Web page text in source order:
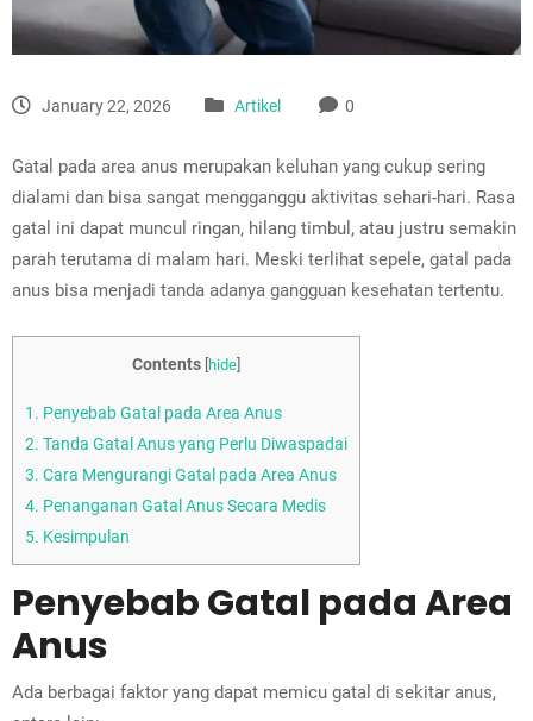
January 22, 2026 Artikel 0
Gatal pada area anus merupakan keluhan yang cukup sering
dialami dan bisa sangat mengganggu aktivitas sehari-hari. Rasa
gatal ini dapat muncul ringan, hilang timbul, atau justru semakin
parah terutama di malam hari. Meski terlihat sepele, gatal pada
anus bisa menjadi tanda adanya gangguan kesehatan tertentu.
Contents hide
1. Penyebab Gatal pada Area Anus
2. Tanda Gatal Anus yang Perlu Diwaspadai
3. Cara Mengurangi Gatal pada Area Anus
4. Penanganan Gatal Anus Secara Medis
5. Kesimpulan
Penyebab Gatal pada Area
Anus
Ada berbagai faktor yang dapat memicu gatal di sekitar anus,